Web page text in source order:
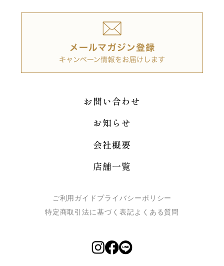
お問い合わせ
お知らせ
会社概要
店舗一覧
ご利用ガイド プライバシーポリシー
特定商取引法に基づく表記よくある質問